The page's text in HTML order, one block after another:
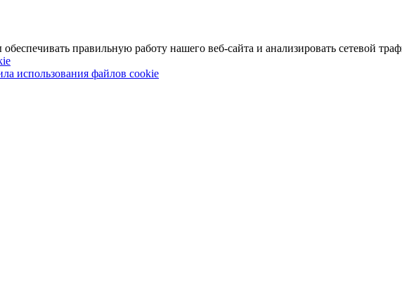
правильную работу нашего веб-сайта и анализировать сетевой
использования файлов cookie